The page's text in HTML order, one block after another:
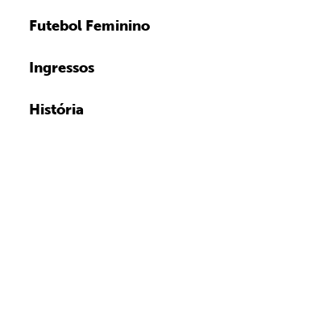
Futebol Feminino
Ingressos
História